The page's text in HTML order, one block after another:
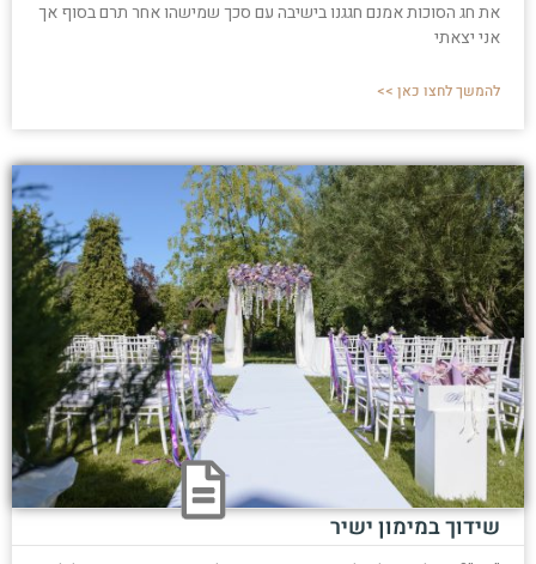
את חג הסוכות אמנם חגגנו בישיבה עם סכך שמישהו אחר תרם בסוף אך
אני יצאתי
להמשך לחצו כאן >>
שידוך במימון ישיר